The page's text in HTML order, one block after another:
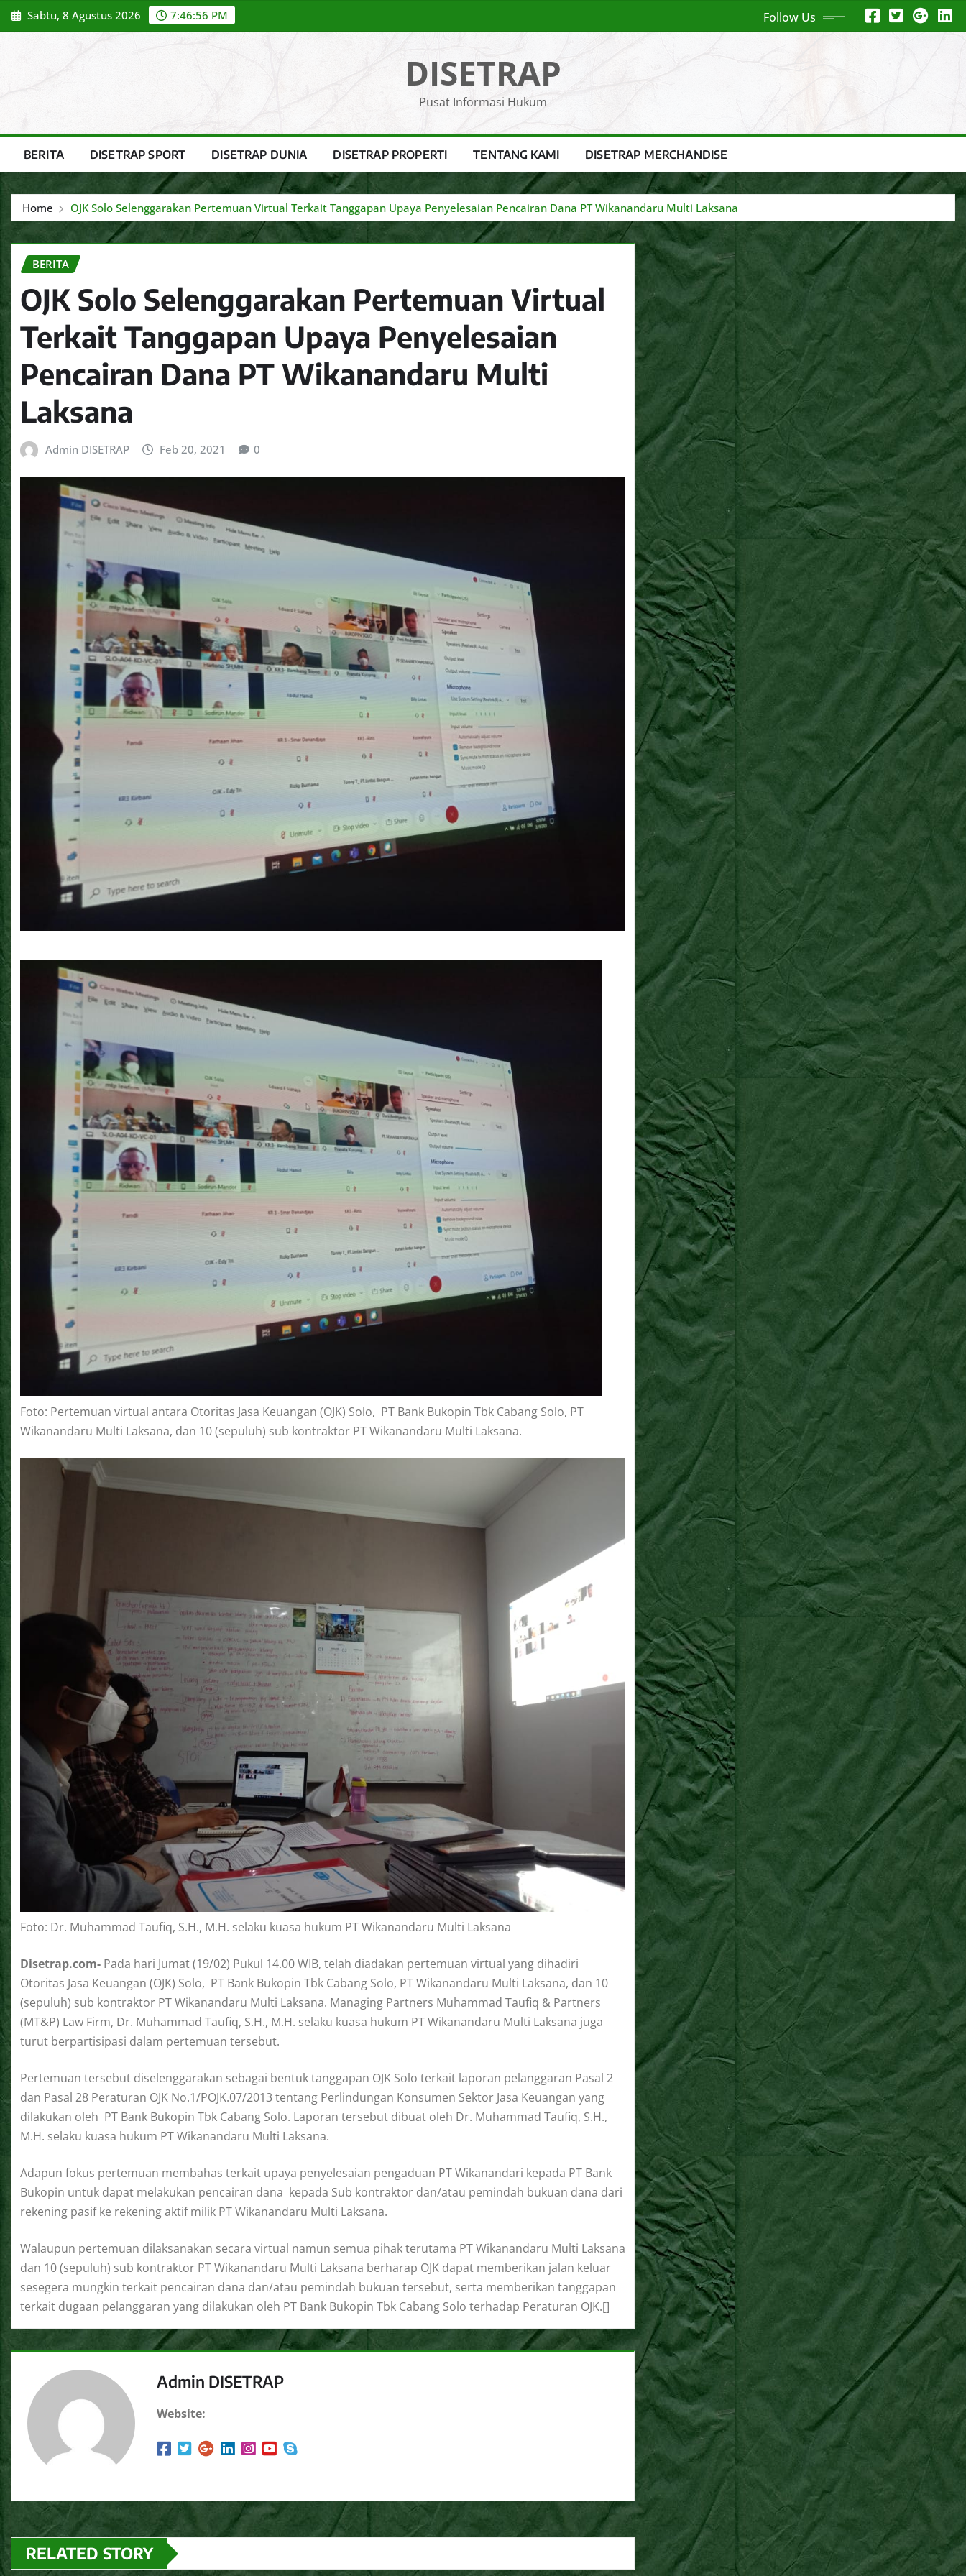
Skip
to
Sabtu, 8 Agustus 2026 7:46:58 PM Follow Us
DISETRAP
Pusat Informasi Hukum
BERITA DISETRAP SPORT DISETRAP DUNIA DISETRAP PROPERTI TENTANG KAMI DISETRAP MERCHANDISE
Home OJK Solo Selenggarakan Pertemuan Virtual Terkait Tanggapan Upaya Penyelesaian Pencairan Dana PT Wikanandaru Multi Laksana
BERITA
OJK Solo Selenggarakan Pertemuan Virtual
Terkait Tanggapan Upaya Penyelesaian
Pencairan Dana PT Wikanandaru Multi
Laksana
Admin DISETRAP Feb 20, 2021 0
Foto: Pertemuan virtual antara Otoritas Jasa Keuangan (OJK) Solo, PT Bank Bukopin Tbk Cabang Solo, PT
Wikanandaru Multi Laksana, dan 10 (sepuluh) sub kontraktor PT Wikanandaru Multi Laksana.
Foto: Dr. Muhammad Taufiq, S.H., M.H. selaku kuasa hukum PT Wikanandaru Multi Laksana
Disetrap.com- Pada hari Jumat (19/02) Pukul 14.00 WIB, telah diadakan pertemuan virtual yang dihadiri
Otoritas Jasa Keuangan (OJK) Solo, PT Bank Bukopin Tbk Cabang Solo, PT Wikanandaru Multi Laksana, dan 10
(sepuluh) sub kontraktor PT Wikanandaru Multi Laksana. Managing Partners Muhammad Taufiq & Partners
(MT&P) Law Firm, Dr. Muhammad Taufiq, S.H., M.H. selaku kuasa hukum PT Wikanandaru Multi Laksana juga
turut berpartisipasi dalam pertemuan tersebut.
Pertemuan tersebut diselenggarakan sebagai bentuk tanggapan OJK Solo terkait laporan pelanggaran Pasal 2
dan Pasal 28 Peraturan OJK No.1/POJK.07/2013 tentang Perlindungan Konsumen Sektor Jasa Keuangan yang
dilakukan oleh PT Bank Bukopin Tbk Cabang Solo. Laporan tersebut dibuat oleh Dr. Muhammad Taufiq, S.H.,
M.H. selaku kuasa hukum PT Wikanandaru Multi Laksana.
Adapun fokus pertemuan membahas terkait upaya penyelesaian pengaduan PT Wikanandari kepada PT Bank
Bukopin untuk dapat melakukan pencairan dana kepada Sub kontraktor dan/atau pemindah bukuan dana dari
rekening pasif ke rekening aktif milik PT Wikanandaru Multi Laksana.
Walaupun pertemuan dilaksanakan secara virtual namun semua pihak terutama PT Wikanandaru Multi Laksana
dan 10 (sepuluh) sub kontraktor PT Wikanandaru Multi Laksana berharap OJK dapat memberikan jalan keluar
sesegera mungkin terkait pencairan dana dan/atau pemindah bukuan tersebut, serta memberikan tanggapan
terkait dugaan pelanggaran yang dilakukan oleh PT Bank Bukopin Tbk Cabang Solo terhadap Peraturan OJK.[]
Admin DISETRAP
Website:
RELATED STORY